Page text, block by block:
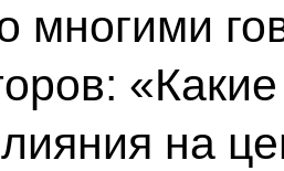
многими
на